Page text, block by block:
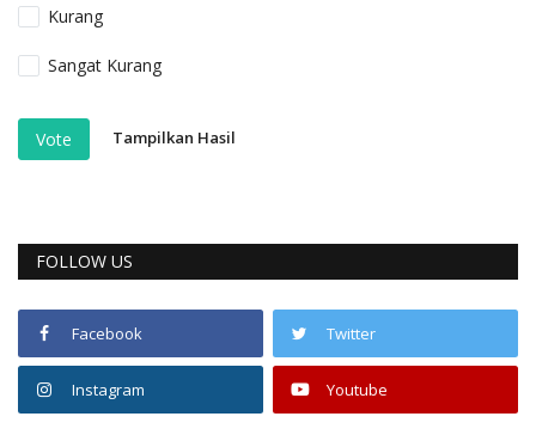
Kurang
Sangat Kurang
Vote Tampilkan Hasil
FOLLOW US
Facebook Twitter
Instagram Youtube